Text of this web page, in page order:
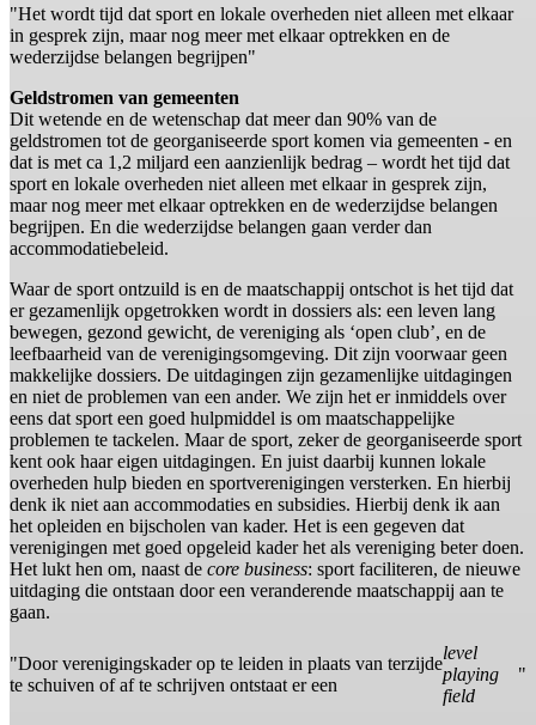
"Het wordt tijd dat sport en lokale overheden niet alleen met elkaar
in gesprek zijn, maar nog meer met elkaar optrekken en de
wederzijdse belangen begrijpen"
Geldstromen van gemeenten
Dit wetende en de wetenschap dat meer dan 90% van de
geldstromen tot de georganiseerde sport komen via gemeenten - en
dat is met ca 1,2 miljard een aanzienlijk bedrag – wordt het tijd dat
sport en lokale overheden niet alleen met elkaar in gesprek zijn,
maar nog meer met elkaar optrekken en de wederzijdse belangen
begrijpen. En die wederzijdse belangen gaan verder dan
accommodatiebeleid.
Waar de sport ontzuild is en de maatschappij ontschot is het tijd dat
er gezamenlijk opgetrokken wordt in dossiers als: een leven lang
bewegen, gezond gewicht, de vereniging als ‘open club’, en de
leefbaarheid van de verenigingsomgeving. Dit zijn voorwaar geen
makkelijke dossiers. De uitdagingen zijn gezamenlijke uitdagingen
en niet de problemen van een ander. We zijn het er inmiddels over
eens dat sport een goed hulpmiddel is om maatschappelijke
problemen te tackelen. Maar de sport, zeker de georganiseerde sport
kent ook haar eigen uitdagingen. En juist daarbij kunnen lokale
overheden hulp bieden en sportverenigingen versterken. En hierbij
denk ik niet aan accommodaties en subsidies. Hierbij denk ik aan
het opleiden en bijscholen van kader. Het is een gegeven dat
verenigingen met goed opgeleid kader het als vereniging beter doen.
Het lukt hen om, naast de core business: sport faciliteren, de nieuwe
uitdaging die ontstaan door een veranderende maatschappij aan te
gaan.
"Door verenigingskader op te leiden in plaats van terzijde
te schuiven of af te schrijven ontstaat er een
level
playing
field
"